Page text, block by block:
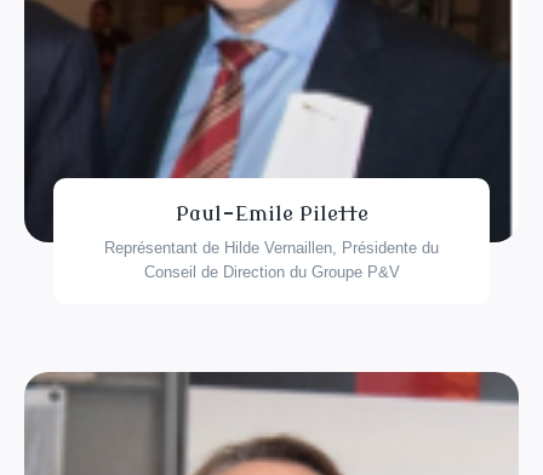
Paul-Emile Pilette
Représentant de Hilde Vernaillen, Présidente du
Conseil de Direction du Groupe P&V